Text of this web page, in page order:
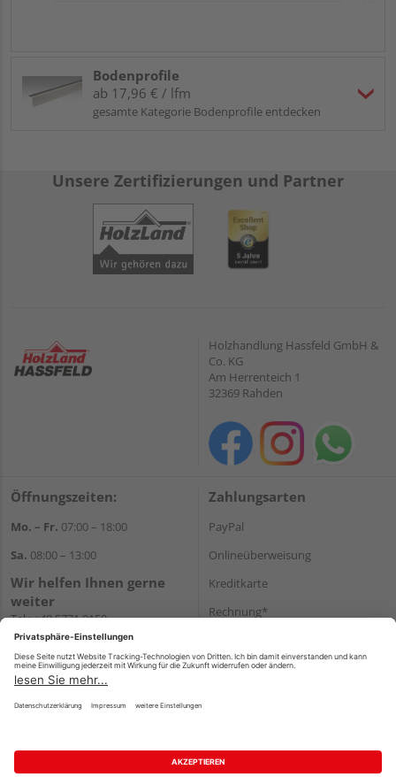
Bodenprofile
ab 17,96 € / lfm
gesamte Kategorie Bodenprofile entdecken
Unsere Zertifizierungen und Partner
Holzhandlung Hassfeld GmbH &
Co. KG
Am Herrenteich 1
32369 Rahden
Öffnungszeiten:
Mo. – Fr. 07:00 – 18:00
Sa. 08:00 – 13:00
Wir helfen Ihnen gerne
weiter
Tel.:+49 5771 9150
E-Mail:info@holz-hassfeld.de
WhatsApp
Zahlungsarten
PayPal
Onlineüberweisung
Kreditkarte
Rechnung*
Versand
Impressum AGB Widerruf
Datenschutz